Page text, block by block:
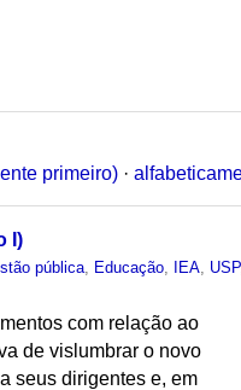
primeiro) ·
I)
pública Educação IEA USP,
com relação ao
de vislumbrar o novo
seus dirigentes e, em